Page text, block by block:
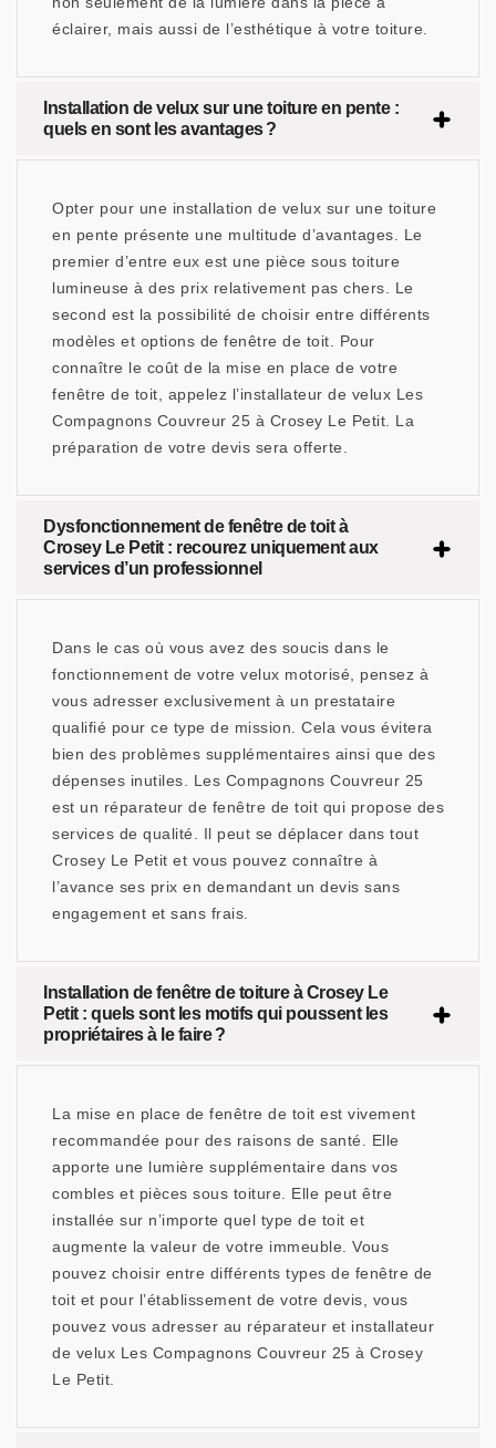
éclairer, mais aussi de l’esthétique à votre toiture.
Installation de velux sur une toiture en pente :
quels en sont les avantages ?
Opter pour une installation de velux sur une toiture
en pente présente une multitude d’avantages. Le
premier d’entre eux est une pièce sous toiture
lumineuse à des prix relativement pas chers. Le
second est la possibilité de choisir entre différents
modèles et options de fenêtre de toit. Pour
connaître le coût de la mise en place de votre
fenêtre de toit, appelez l’installateur de velux Les
Compagnons Couvreur 25 à Crosey Le Petit. La
préparation de votre devis sera offerte.
Dysfonctionnement de fenêtre de toit à
Crosey Le Petit : recourez uniquement aux
services d’un professionnel
Dans le cas où vous avez des soucis dans le
fonctionnement de votre velux motorisé, pensez à
vous adresser exclusivement à un prestataire
qualifié pour ce type de mission. Cela vous évitera
bien des problèmes supplémentaires ainsi que des
dépenses inutiles. Les Compagnons Couvreur 25
est un réparateur de fenêtre de toit qui propose des
services de qualité. Il peut se déplacer dans tout
Crosey Le Petit et vous pouvez connaître à
l’avance ses prix en demandant un devis sans
engagement et sans frais.
Installation de fenêtre de toiture à Crosey Le
Petit : quels sont les motifs qui poussent les
propriétaires à le faire ?
La mise en place de fenêtre de toit est vivement
recommandée pour des raisons de santé. Elle
apporte une lumière supplémentaire dans vos
combles et pièces sous toiture. Elle peut être
installée sur n’importe quel type de toit et
augmente la valeur de votre immeuble. Vous
pouvez choisir entre différents types de fenêtre de
toit et pour l’établissement de votre devis, vous
pouvez vous adresser au réparateur et installateur
de velux Les Compagnons Couvreur 25 à Crosey
Le Petit.